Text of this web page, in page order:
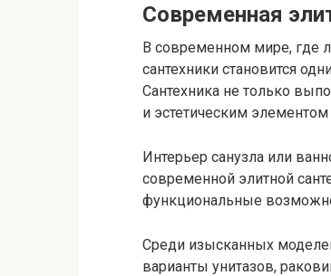
Современная
В современном мире, где
сантехники становится
Сантехника не только
и эстетическим элементом
Интерьер санузла или
современной элитной
функциональные
Среди изысканных
варианты унитазов,